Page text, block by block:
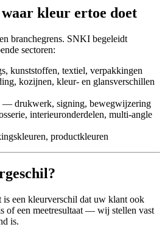
kleur ertoe doet
branchegrens. SNKI begeleidt
sectoren:
kunststoffen, textiel, verpakkingen
kozijnen, kleur- en glansverschillen
— drukwerk, signing, bewegwijzering
interieuronderdelen, multi-angle
productkleuren
is een kleurverschil dat uw klant ook
of een meetresultaat — wij stellen vast
is.